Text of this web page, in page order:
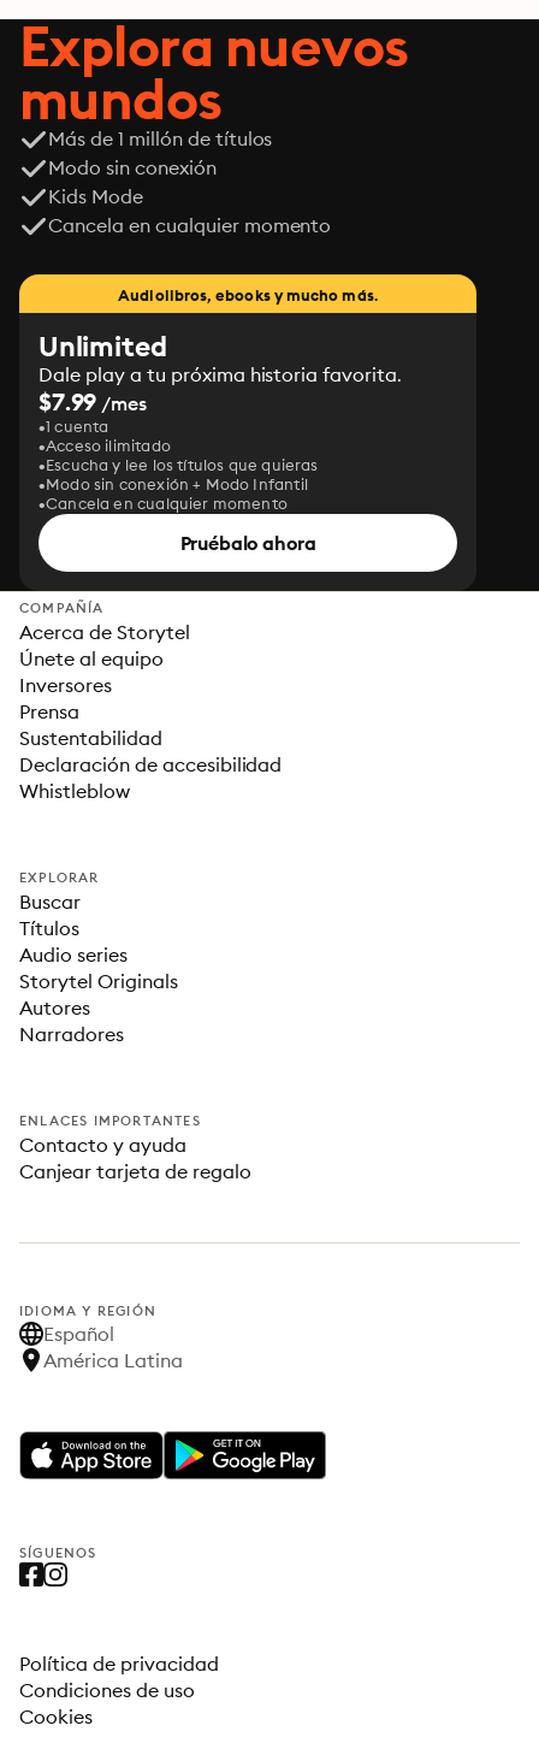
Explora nuevos
mundos
Más de 1 millón de títulos
Modo sin conexión
Kids Mode
Cancela en cualquier momento
Audiolibros, ebooks y mucho más.
Unlimited
Dale play a tu próxima historia favorita.
$7.99 /mes
1 cuenta
Acceso ilimitado
Escucha y lee los títulos que quieras
Modo sin conexión + Modo Infantil
Cancela en cualquier momento
Pruébalo ahora
COMPAÑÍA
Acerca de Storytel
Únete al equipo
Inversores
Prensa
Sustentabilidad
Declaración de accesibilidad
Whistleblow
EXPLORAR
Buscar
Títulos
Audio series
Storytel Originals
Autores
Narradores
ENLACES IMPORTANTES
Contacto y ayuda
Canjear tarjeta de regalo
IDIOMA Y REGIÓN
Español
América Latina
SÍGUENOS
Política de privacidad
Condiciones de uso
Cookies